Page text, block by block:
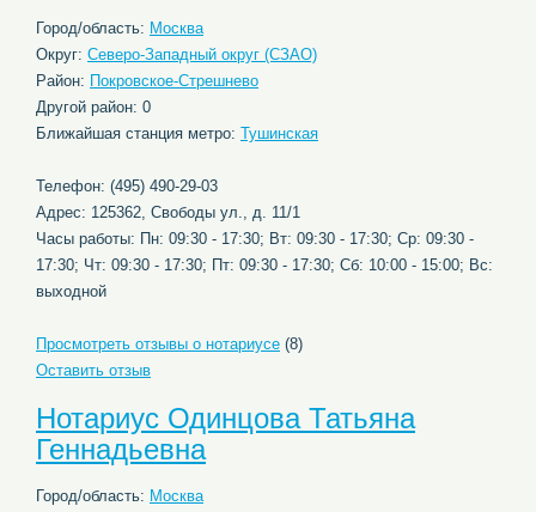
Город/область: Москва
Округ: Северо-Западный округ (СЗАО)
Район: Покровское-Стрешнево
Другой район: 0
Ближайшая станция метро: Тушинская
Телефон: (495) 490-29-03
Адрес: 125362, Свободы ул., д. 11/1
Часы работы: Пн: 09:30 - 17:30; Вт: 09:30 - 17:30; Ср: 09:30 -
17:30; Чт: 09:30 - 17:30; Пт: 09:30 - 17:30; Сб: 10:00 - 15:00; Вс:
выходной
Просмотреть отзывы о нотариусе (8)
Оставить отзыв
Нотариус Одинцова Татьяна
Геннадьевна
Город/область: Москва